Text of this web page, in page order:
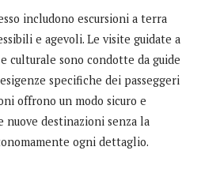
includono escursioni a terra
e agevoli. Le visite guidate a
culturale sono condotte da guide
specifiche dei passeggeri
offrono un modo sicuro e
destinazioni senza la
ogni dettaglio.